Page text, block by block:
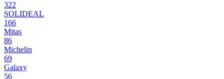
322
SOLIDEAL
166
Mitas
86
Michelin
69
Galaxy
56